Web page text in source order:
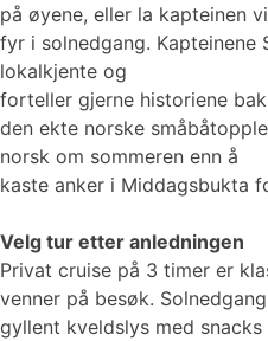
på øyene, eller la kapteinen
fyr i solnedgang. Kapteinene
lokalkjente og
forteller gjerne historiene
den ekte norske
norsk om sommeren enn å
kaste anker i Middagsbukta
Velg tur etter anledningen
Privat cruise på 3 timer er
venner på besøk.
gyllent kveldslys med